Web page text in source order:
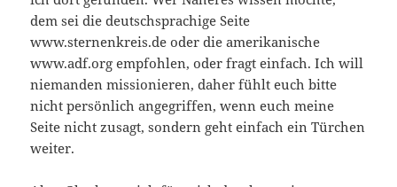
dem sei die deutschsprachige Seite
www.sternenkreis.de oder die amerikanische
www.adf.org empfohlen, oder fragt einfach. Ich will
niemanden missionieren, daher fühlt euch bitte
nicht persönlich angegriffen, wenn euch meine
Seite nicht zusagt, sondern geht einfach ein Türchen
weiter.